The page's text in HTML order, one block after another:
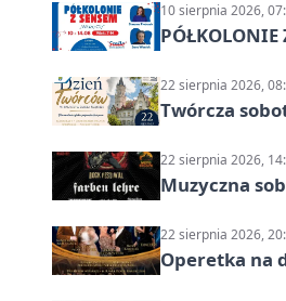
10 sierpnia 2026,
22 sierpnia 2026,
Twórcza
22 sierpnia 2026,
Muzyczna
22 sierpnia 2026,
Operetka na